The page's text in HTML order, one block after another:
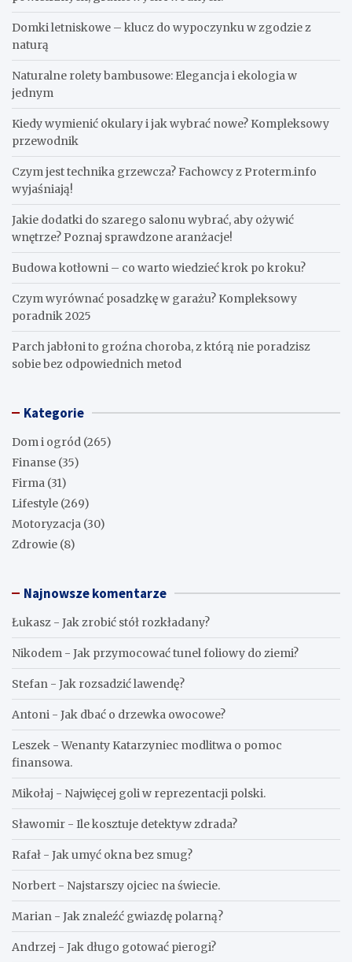
Domki letniskowe – klucz do wypoczynku w zgodzie z
naturą
Naturalne rolety bambusowe: Elegancja i ekologia w
jednym
Kiedy wymienić okulary i jak wybrać nowe? Kompleksowy
przewodnik
Czym jest technika grzewcza? Fachowcy z Proterm.info
wyjaśniają!
Jakie dodatki do szarego salonu wybrać, aby ożywić
wnętrze? Poznaj sprawdzone aranżacje!
Budowa kotłowni – co warto wiedzieć krok po kroku?
Czym wyrównać posadzkę w garażu? Kompleksowy
poradnik 2025
Parch jabłoni to groźna choroba, z którą nie poradzisz
sobie bez odpowiednich metod
Kategorie
Dom i ogród (265)
Finanse (35)
Firma (31)
Lifestyle (269)
Motoryzacja (30)
Zdrowie (8)
Najnowsze komentarze
Łukasz - Jak zrobić stół rozkładany?
Nikodem - Jak przymocować tunel foliowy do ziemi?
Stefan - Jak rozsadzić lawendę?
Antoni - Jak dbać o drzewka owocowe?
Leszek -Wenanty Katarzyniec modlitwa o pomoc
finansowa.
Mikołaj - Najwięcej goli w reprezentacji polski.
Sławomir - Ile kosztuje detektyw zdrada?
Rafał - Jak umyć okna bez smug?
Norbert - Najstarszy ojciec na świecie.
Marian - Jak znaleźć gwiazdę polarną?
Andrzej - Jak długo gotować pierogi?